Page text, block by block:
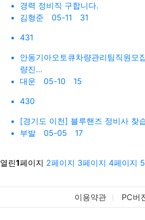
경력 정비직 구합니다.
김형준 05-11 31
431
안동기아오토큐차량관리팀직원모
량진…
대운 05-10 15
430
[경기도 이천] 블루핸즈 정비사 찾
부발 05-05 17
열린1페이지 2페이지 3페이지 4페이지 5
이용약관 PC버